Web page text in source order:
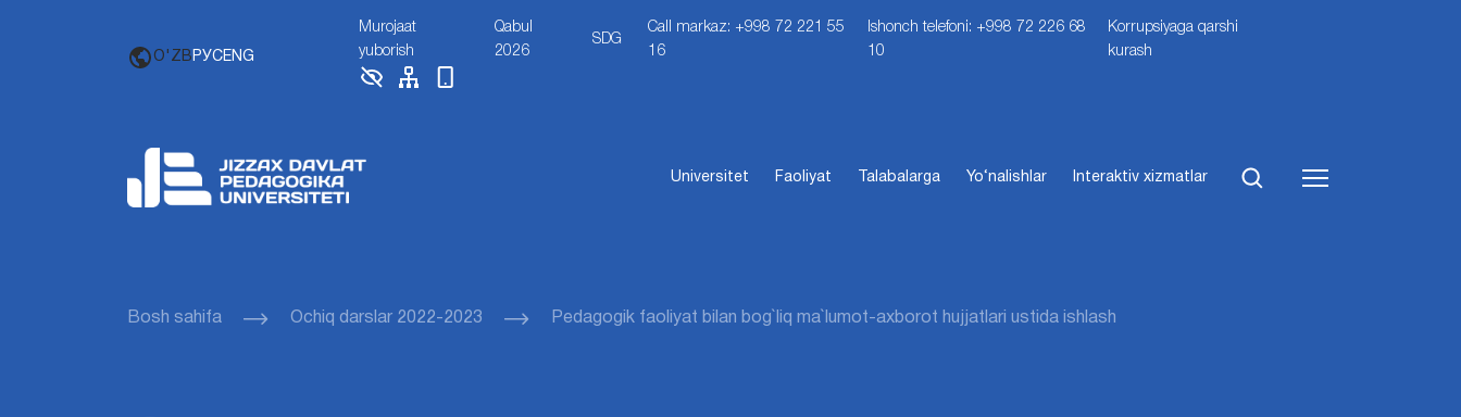
O'ZB РУСENG
Murojaat
yuborish
Qabul
2026
SDG
Call markaz: +998 72 221 55
16
Ishonch telefoni: +998 72 226 68
10
Korrupsiyaga qarshi
kurash
Universitet Faoliyat Talabalarga Yo‘nalishlar Interaktiv xizmatlar
Bosh sahifa Ochiq darslar 2022-2023 Pedagogik faoliyat bilan bog`liq ma`lumot-axborot hujjatlari ustida ishlash